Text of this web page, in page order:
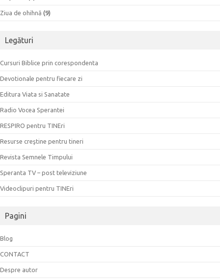
Ziua de ohihnă (9)
Legături
Cursuri Biblice prin corespondenta
Devotionale pentru fiecare zi
Editura Viata si Sanatate
Radio Vocea Sperantei
RESPIRO pentru TINEri
Resurse creştine pentru tineri
Revista Semnele Timpului
Speranta TV – post televiziune
Videoclipuri pentru TINEri
Pagini
Blog
CONTACT
Despre autor